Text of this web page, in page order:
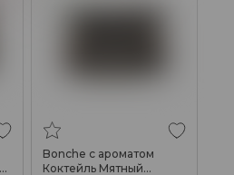
Bonche с ароматом
Коктейль Мятный